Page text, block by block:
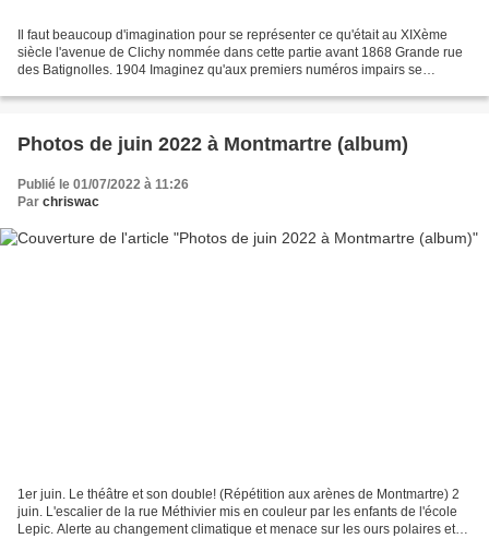
Il faut beaucoup d'imagination pour se représenter ce qu'était au XIXème
siècle l'avenue de Clichy nommée dans cette partie avant 1868 Grande rue
des Batignolles. 1904 Imaginez qu'aux premiers numéros impairs se
Photos de juin 2022 à Montmartre (album)
Publié le 01/07/2022 à 11:26
Par chriswac
1er juin. Le théâtre et son double! (Répétition aux arènes de Montmartre) 2
juin. L'escalier de la rue Méthivier mis en couleur par les enfants de l'école
Lepic. Alerte au changement climatique et menace sur les ours polaires et